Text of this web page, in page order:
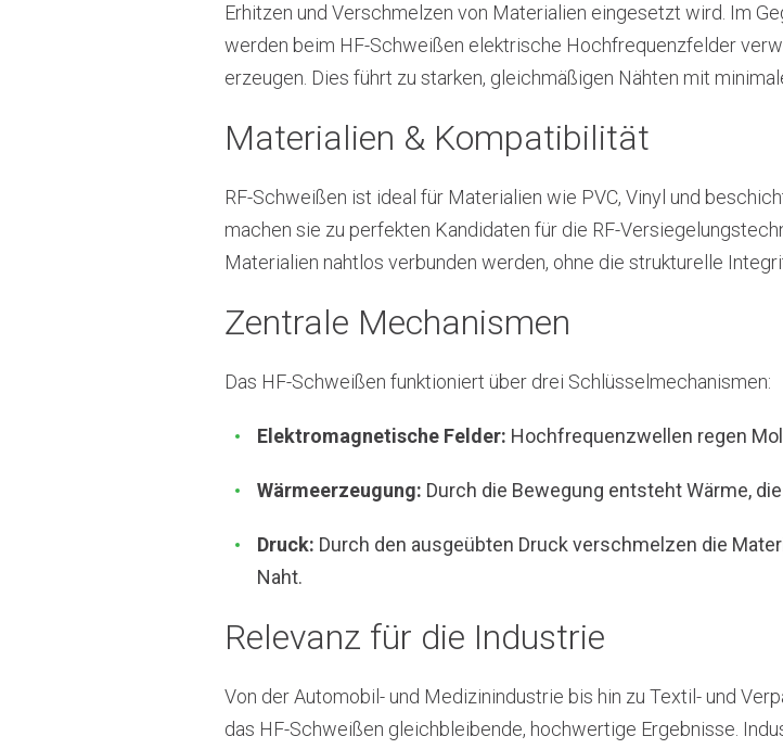
Erhitzen und Verschmelzen von Materialien eingesetzt wird. Im
werden beim HF-Schweißen elektrische Hochfrequenzfelder
erzeugen. Dies führt zu starken, gleichmäßigen Nähten mit
Materialien & Kompatibilität
RF-Schweißen ist ideal für Materialien wie PVC, Vinyl und
machen sie zu perfekten Kandidaten für die RF-
Materialien nahtlos verbunden werden, ohne die strukturelle
Zentrale Mechanismen
Das HF-Schweißen funktioniert über drei Schlüsselmechanismen:
Elektromagnetische Felder: Hochfrequenzwellen regen
Wärmeerzeugung: Durch die Bewegung entsteht Wärme,
Druck: Durch den ausgeübten Druck verschmelzen die
Naht.
Relevanz für die Industrie
Von der Automobil- und Medizinindustrie bis hin zu Textil- und
das HF-Schweißen gleichbleibende, hochwertige Ergebnisse.